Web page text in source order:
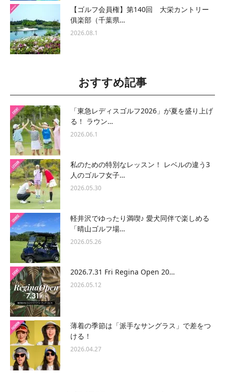
【ゴルフ会員権】第140回 大栄カントリー
俱楽部（千葉県…
2026.08.1
おすすめ記事
「東急レディスゴルフ2026」が夏を盛り上げ
る！ ラウン…
2026.06.1
私のための特別なレッスン！ レベルの違う3
人のゴルフ女子…
2026.05.30
軽井沢でゆったり満喫♪ 愛犬同伴で楽しめる
「晴山ゴルフ場…
2026.05.26
2026.7.31 Fri Regina Open 20…
2026.05.12
薄着の季節は「派手なサングラス」で差をつ
ける！
2026.04.27